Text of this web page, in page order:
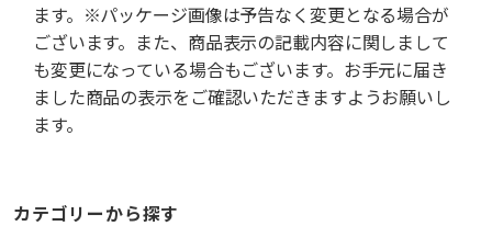
ます。※パッケージ画像は予告なく変更となる場合が
ございます。また、商品表示の記載内容に関しまして
も変更になっている場合もございます。お手元に届き
ました商品の表示をご確認いただきますようお願いし
ます。
カテゴリーから探す